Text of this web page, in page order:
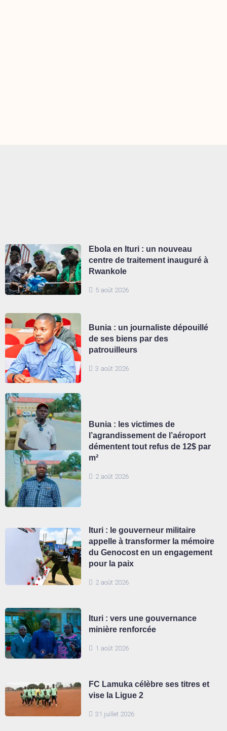
5 août 2026
Ebola en Ituri : un nouveau
centre de traitement inauguré à
Rwankole
3 août 2026
Bunia : un journaliste dépouillé
de ses biens par des
patrouilleurs
2 août 2026
Bunia : les victimes de
l’agrandissement de l’aéroport
démentent tout refus de 12$ par
m²
2 août 2026
Ituri : le gouverneur militaire
appelle à transformer la mémoire
du Genocost en un engagement
pour la paix
1 août 2026
Ituri : vers une gouvernance
minière renforcée
31 juillet 2026
FC Lamuka célèbre ses titres et
vise la Ligue 2